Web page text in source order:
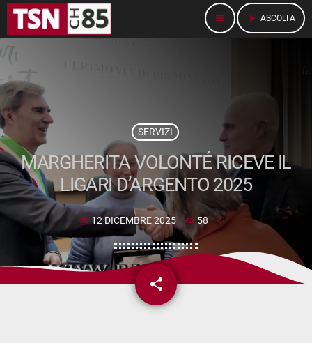
menu play_arrow ASCOLTA
SERVIZI
MARGHERITA VOLONTÉ RICEVE IL
LIGARI D’ARGENTO 2025
today 12 DICEMBRE 2025 58
share
email